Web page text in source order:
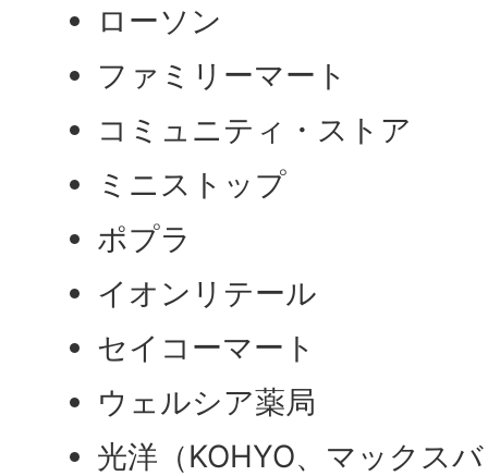
ローソン
ファミリーマート
コミュニティ・ストア
ミニストップ
ポプラ
イオンリテール
セイコーマート
ウェルシア薬局
光洋（KOHYO、マックス